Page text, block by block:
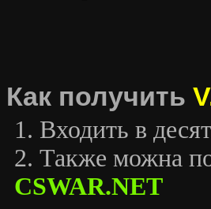
Как получить
1. Входить в
2. Также можна
CSWAR.NET